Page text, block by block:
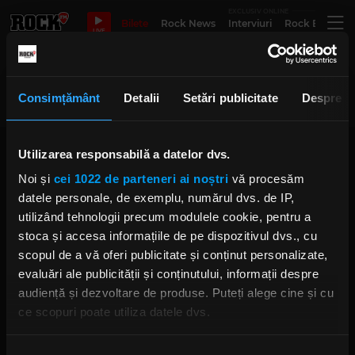
Consimțământ Detalii Setări publicitate Despre
Utilizarea responsabilă a datelor dvs.
Noi și cei 1022 de parteneri ai noștri vă procesăm
datele personale, de exemplu, numărul dvs. de IP,
utilizând tehnologii precum modulele cookie, pentru a
stoca și accesa informațiile de pe dispozitivul dvs., cu
scopul de a vă oferi publicitate și conținut personalizate,
evaluări ale publicității și conținutului, informații despre
audiență și dezvoltare de produse. Puteți alege cine și cu
ce scopuri poate utiliza datele dvs.
LIVE
Bilete Rock News Interviuri Rock
Rock FM – It Rocks!
021 318 8000 publicitate@rockfm.ro
Contact form
Newsletter
Date societate
Cod deontologic
Termeni și condiții
Confidențialitate
Despre cookie-uri
CNA